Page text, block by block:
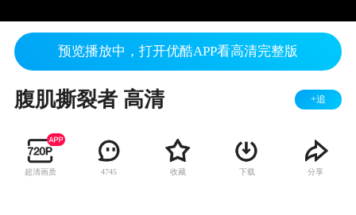
预览播放中，打开优酷APP看高清完整版
腹肌撕裂者 高清 +追
超清画质 4745 收藏 下载 分享